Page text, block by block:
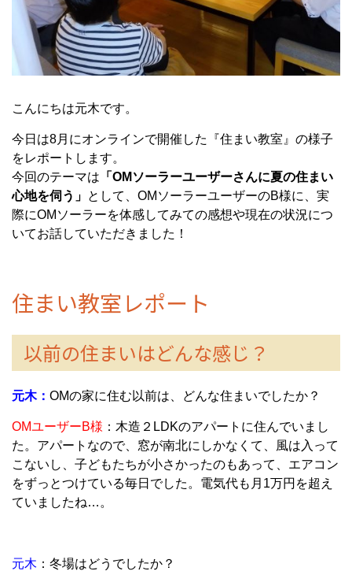
こんにちは元木です。
今日は8月にオンラインで開催した『住まい教室』の様子
をレポートします。
今回のテーマは 「OMソーラーユーザーさんに夏の住まい
心地を伺う」 として、OMソーラーユーザーのB様に、実
際にOMソーラーを体感してみての感想や現在の状況につ
いてお話していただきました！
住まい教室レポート
以前の住まいはどんな感じ？
元木： OMの家に住む以前は、どんな住まいでしたか？
OMユーザーB様 ：木造２LDKのアパートに住んでいまし
た。アパートなので、窓が南北にしかなくて、風は入って
こないし、子どもたちが小さかったのもあって、エアコン
をずっとつけている毎日でした。電気代も月1万円を超え
ていましたね…。
元木 ：冬場はどうでしたか？